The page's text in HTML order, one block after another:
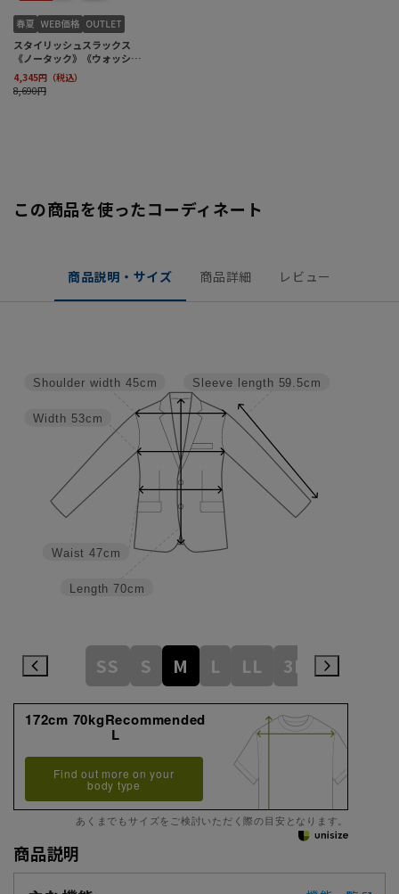
この商品を使ったコーディネート
商品説明・サイズ 商品詳細 レビュー
Sleeve length 59.5cm
Length 70cm
Waist 47cm
Width 53cm
Shoulder width 45cm
SS S M L LL 3L
172cm 70kgRecommended
L
Find out more on your
body type
あくまでもサイズをご検討いただく際の目安となります。
商品説明